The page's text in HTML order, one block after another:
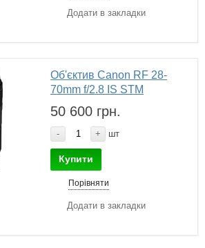
Додати в закладки
Об'єктив Canon RF 28-
70mm f/2.8 IS STM
50 600 грн.
- + шт
Купити
Порівняти
Додати в закладки